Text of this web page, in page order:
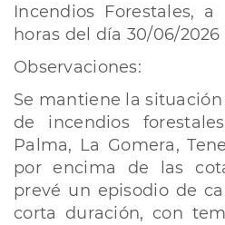
Incendios Forestales,
horas del día 30/06/2026
Observaciones:
Se mantiene la
de incendios
Palma, La Gomera,
por encima de las
prevé un episodio de
corta duración, con